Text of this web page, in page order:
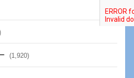
(1,920)